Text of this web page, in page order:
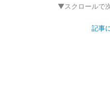
▼スクロールで
記事